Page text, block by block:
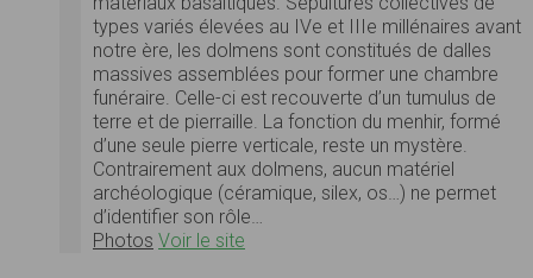
types variés élevées au IVe et IIIe millénaires avant
notre ère, les dolmens sont constitués de dalles
massives assemblées pour former une chambre
funéraire. Celle-ci est recouverte d’un tumulus de
terre et de pierraille. La fonction du menhir, formé
d’une seule pierre verticale, reste un mystère.
Contrairement aux dolmens, aucun matériel
archéologique (céramique, silex, os…) ne permet
d’identifier son rôle…
Photos Voir le site